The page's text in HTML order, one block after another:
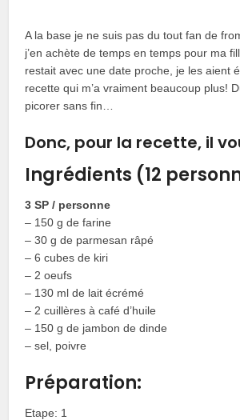
A la base je ne suis pas du tout fan de
j’en achète de temps en temps pour ma
restait avec une date proche, je les aient
recette qui m’a vraiment beaucoup plus!
picorer sans fin…
Donc, pour la recette, il
Ingrédients (12
3 SP / personne
– 150 g de farine
– 30 g de parmesan râpé
– 6 cubes de kiri
– 2 oeufs
– 130 ml de lait écrémé
– 2 cuillères à café d’huile
– 150 g de jambon de dinde
– sel, poivre
Préparation:
Etape: 1